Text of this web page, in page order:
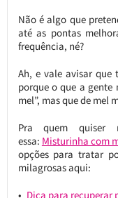
Não é algo que
até as pontas
frequência, né?
Ah, e vale avisar que
porque o que a gente
mel”, mas que de mel
Pra quem quiser
essa: Misturinha com
opções para tratar
milagrosas aqui:
Dica para recuperar